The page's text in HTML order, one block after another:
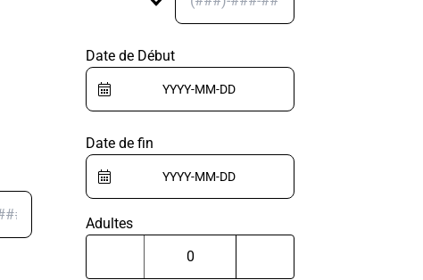
Date de Début
Date de fin
Adultes